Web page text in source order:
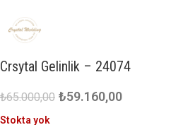
Crsytal Gelinlik – 24074
₺65.000,00 ₺59.160,00
Stokta yok